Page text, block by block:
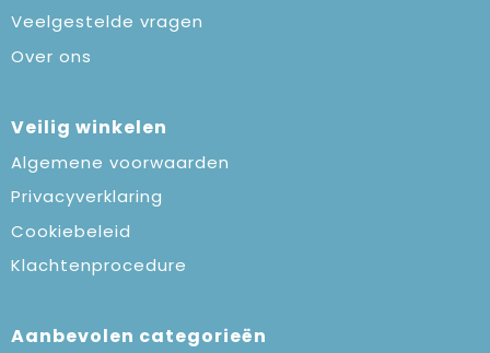
Veelgestelde vragen
Over ons
Veilig winkelen
Algemene voorwaarden
Privacyverklaring
Cookiebeleid
Klachtenprocedure
Aanbevolen categorieën